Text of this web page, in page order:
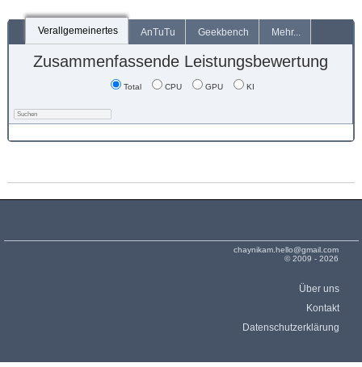
Verallgemeinertes AnTuTu Geekbench Mehr...
Zusammenfassende Leistungsbewertung
Total CPU GPU KI
chaynikam.hello@gmail.com
© 2009 - 2026
Über uns
Kontakt
Datenschutzerklärung